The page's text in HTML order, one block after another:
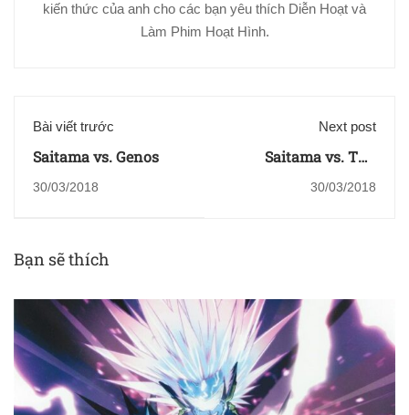
kiến thức của anh cho các bạn yêu thích Diễn Hoạt và
Làm Phim Hoạt Hình.
Bài viết trước
Saitama vs. Genos
30/03/2018
Next post
Saitama vs. Thú
30/03/2018
Bạn sẽ thích